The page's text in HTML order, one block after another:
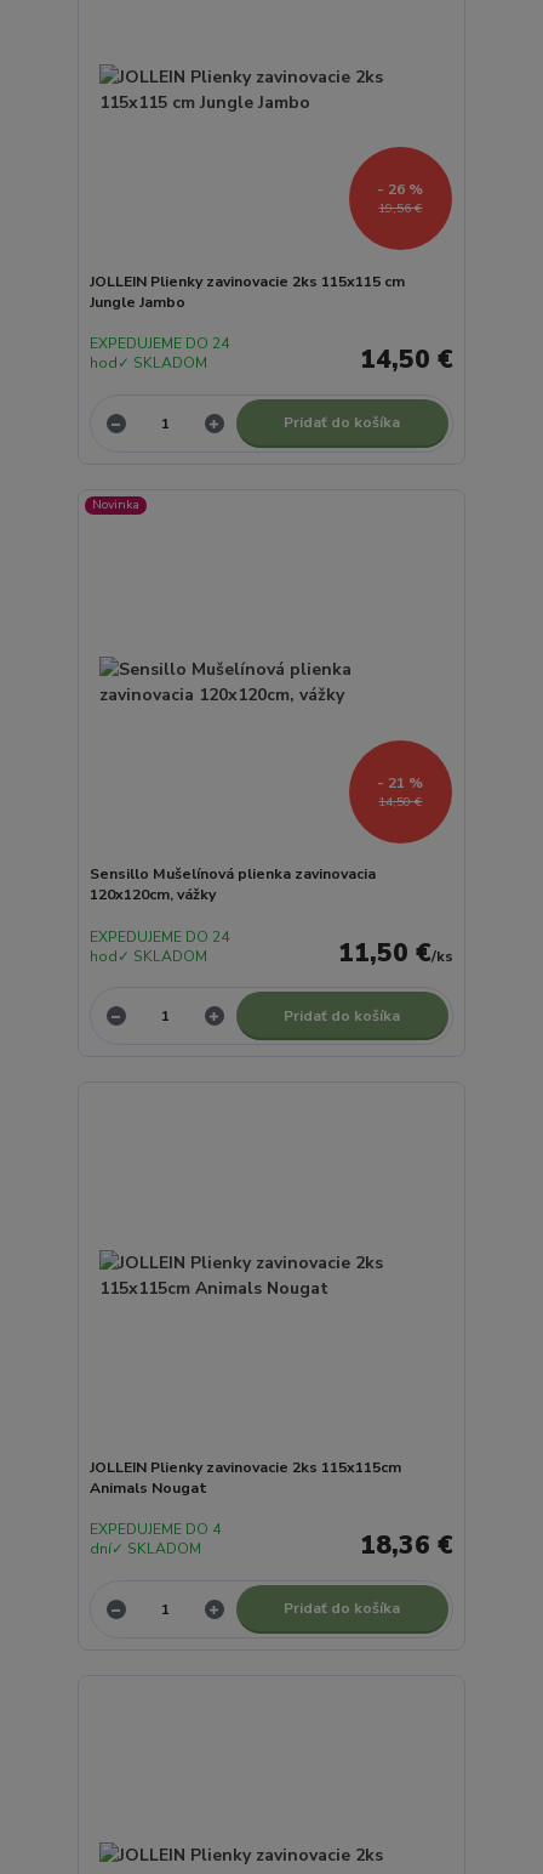
19,56 €
- 26 %
JOLLEIN Plienky zavinovacie 2ks 115x115 cm
Jungle Jambo
14,50 €
EXPEDUJEME DO 24
hod✓ SKLADOM
Pridať do košíka
Novinka
14,50 €
- 21 %
Sensillo Mušelínová plienka zavinovacia
120x120cm, vážky
11,50 €/ks
EXPEDUJEME DO 24
hod✓ SKLADOM
Pridať do košíka
JOLLEIN Plienky zavinovacie 2ks 115x115cm
Animals Nougat
18,36 €
EXPEDUJEME DO 4
dní✓ SKLADOM
Pridať do košíka